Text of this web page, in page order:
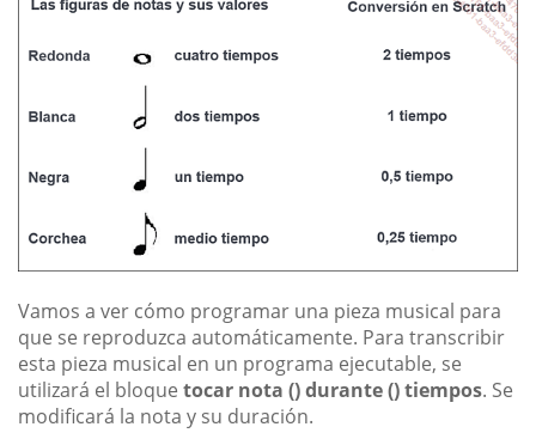
Vamos a ver cómo programar una pieza musical para
que se reproduzca automáticamente. Para transcribir
esta pieza musical en un programa ejecutable, se
utilizará el bloque tocar nota () durante () tiempos. Se
modificará la nota y su duración.